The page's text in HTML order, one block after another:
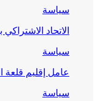
سياسة
الاتحاد
سياسة
عامل إقليم قلعة
سياسة